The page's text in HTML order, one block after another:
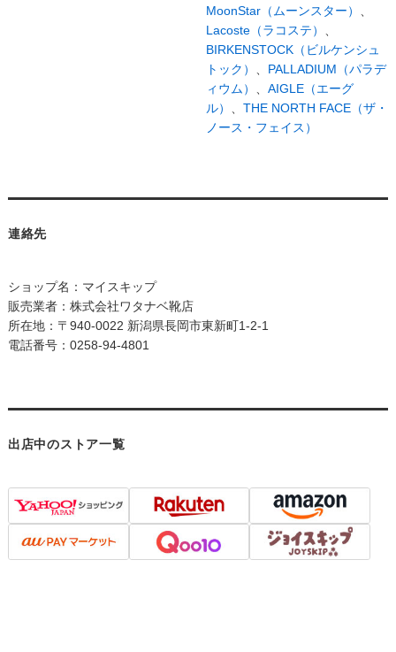
MoonStar（ムーンスター） 、
Lacoste（ラコステ） 、
BIRKENSTOCK（ビルケンシュ
トック） 、 PALLADIUM（パラデ
ィウム） 、 AIGLE（エーグ
ル） 、 THE NORTH FACE（ザ・
ノース・フェイス）
連絡先
ショップ名：マイスキップ
販売業者：株式会社ワタナベ靴店
所在地：〒940-0022 新潟県長岡市東新町1-2-1
電話番号：0258-94-4801
出店中のストア一覧